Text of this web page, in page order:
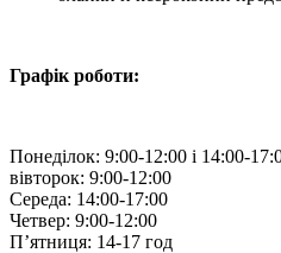
Графік роботи:
Понеділок: 9:00-12:00 і 14:00-
вівторок: 9:00-12:00
Середа: 14:00-17:00
Четвер: 9:00-12:00
П’ятниця: 14-17 год